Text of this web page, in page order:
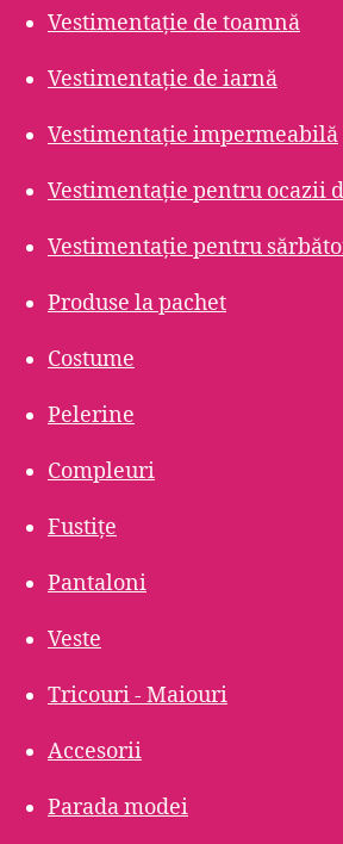
Vestimentație de toamnă
Vestimentație de iarnă
Vestimentație impermeabilă
Vestimentație pentru ocazii
Vestimentație pentru
Produse la pachet
Costume
Pelerine
Compleuri
Fustițe
Pantaloni
Veste
Tricouri - Maiouri
Accesorii
Parada modei